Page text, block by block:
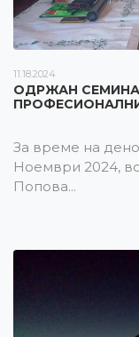
11.18.2024
ОДРЖАН
За време на
Ноември 2024,
Попова...